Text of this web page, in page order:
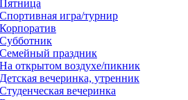
Пятница
Спортивная игра/турнир
Корпоратив
Субботник
Семейный праздник
На открытом воздухе/пикник
Детская вечеринка, утренник
Студенческая вечеринка